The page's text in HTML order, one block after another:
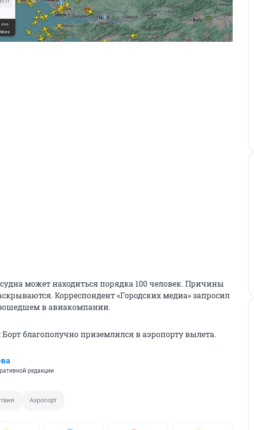
может находиться порядка 100 человек. Причины
Корреспондент «Городских медиа» запросил
в авиакомпании.
Борт благополучно приземлился в аэропорту вылета.
редакции
Аэропорт